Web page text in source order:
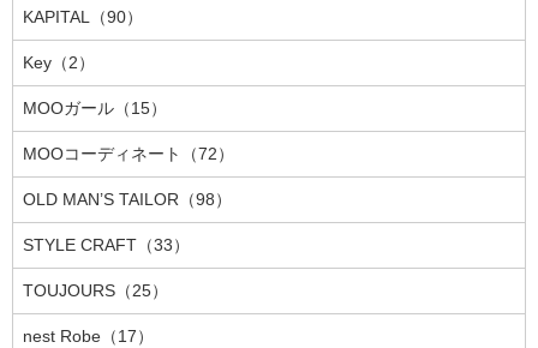
KAPITAL（90）
Key（2）
MOOガール（15）
MOOコーディネート（72）
OLD MAN’S TAILOR（98）
STYLE CRAFT（33）
TOUJOURS（25）
nest Robe（17）